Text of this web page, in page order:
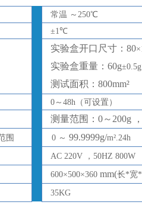
常温 ～ 250℃
±1℃
实验盒开口尺寸： 80×
实验盒重量： 60g±0.5g
测试面积： 800mm²
0 ～ 48h（可设置）
测量范围： 0～ 200g
围 0 ～ 99.9999g/m².24h
AC 220V ，50HZ 800W
600×500×360 mm(长*宽*
35KG